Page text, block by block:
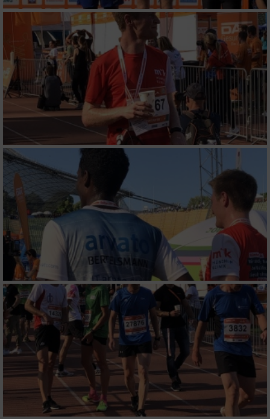
Verwendung von Profilen zur Auswahl
personalisierter Werbung
Erstellung von Profilen zur Personalisierung
von Inhalten
Verwendung von Profilen zur Auswahl
personalisierter Inhalte
Messung der Werbeleistung
Messung der Performance von Inhalten
Analyse von Zielgruppen durch Statistiken
oder Kombinationen von Daten aus
verschiedenen Quellen
Entwicklung und Verbesserung der Angebote
Verwendung reduzierter Daten zur Auswahl
von Inhalten
IAB-Besonderheiten:
Verwendung genauer Standortdaten
Geräte anhand von aktiv angeforderten
Informationen identifizieren
Nicht-IAB-Verarbeitungszwecke:
Notwendig